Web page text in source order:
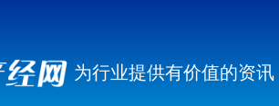
为行业提供有价值的资讯